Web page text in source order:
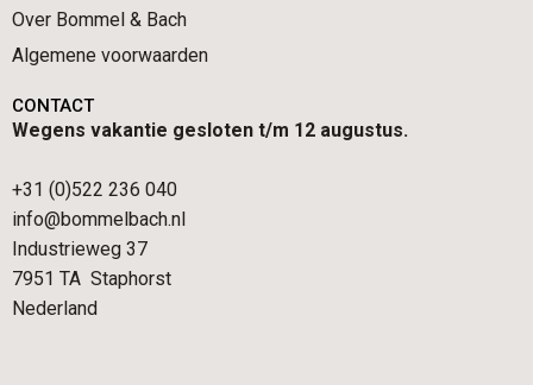
Over Bommel & Bach
Algemene voorwaarden
CONTACT
Wegens vakantie gesloten t/m 12 augustus.
+31 (0)522 236 040
info@bommelbach.nl
Industrieweg 37
7951 TA Staphorst
Nederland